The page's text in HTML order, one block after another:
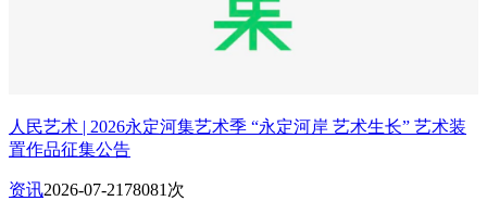
人民艺术 | 2026永定河集艺术季 “永定河岸 艺术生长” 艺术装
置作品征集公告
资讯2026-07-21 78081次